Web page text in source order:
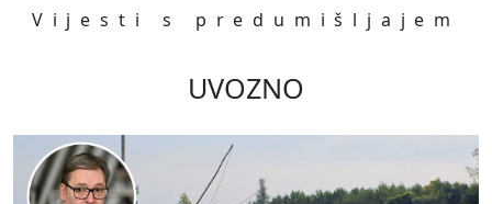
Vijesti s predumišljajem
UVOZNO